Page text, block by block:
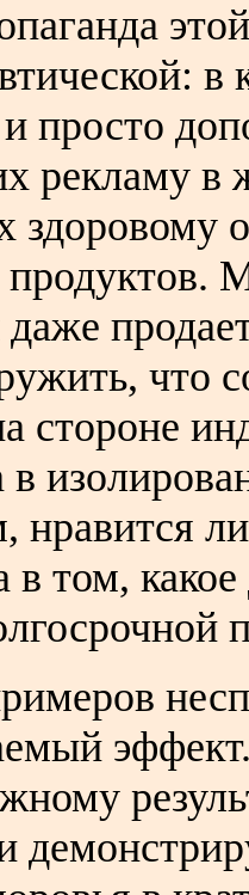
в
просто
рекламу в
даже
что
стороне
в
нравится
в том,